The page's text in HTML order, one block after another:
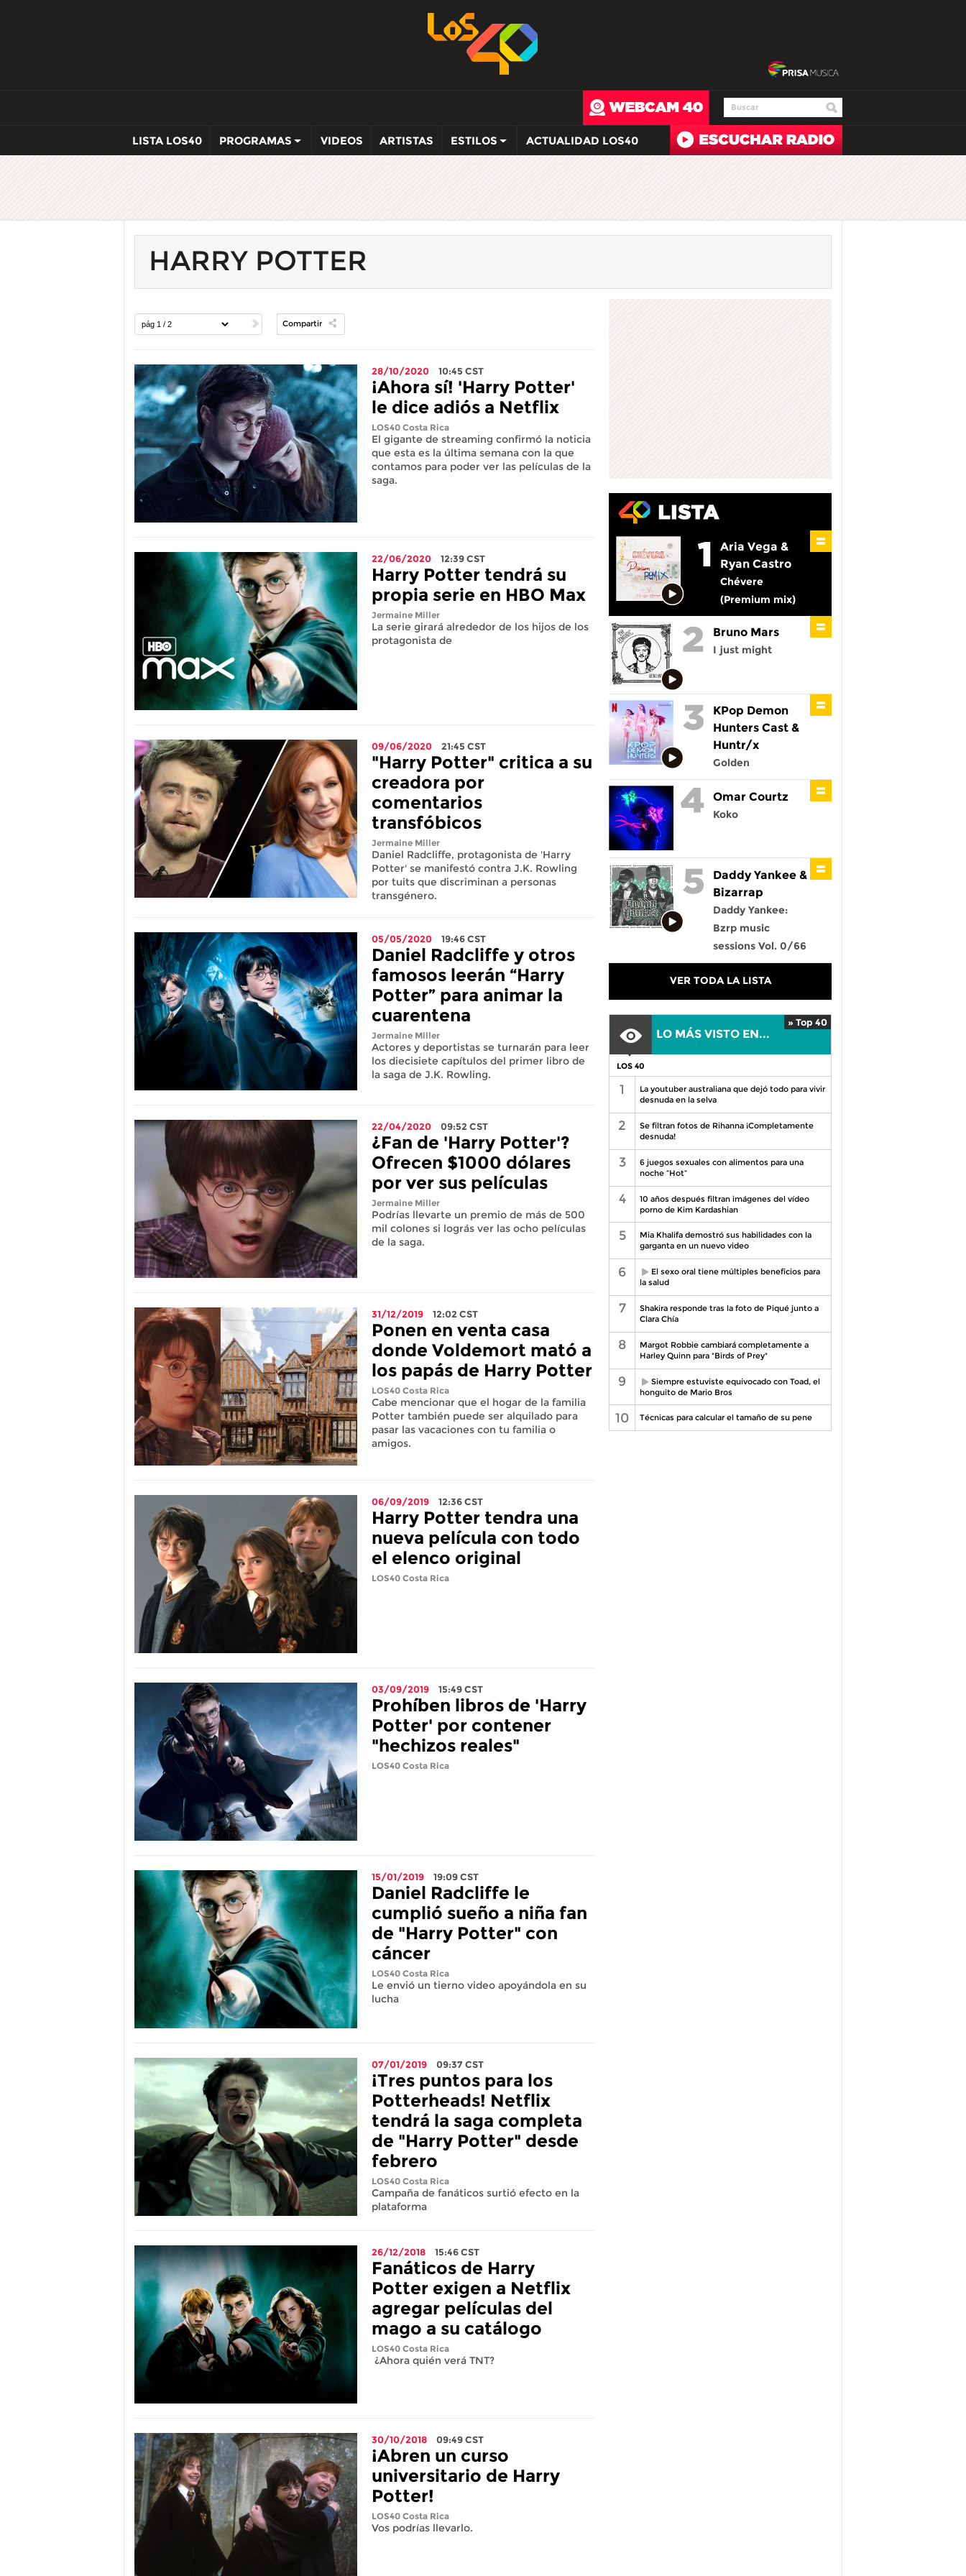
LISTA LOS40 PROGRAMAS VIDEOS ARTISTAS ESTILOS ACTUALIDAD LOS40
HARRY POTTER
Compartir
28/10/2020 10:45 CST
¡Ahora sí! 'Harry Potter'
le dice adiós a Netflix
LOS40 Costa Rica
El gigante de streaming confirmó la noticia
que esta es la última semana con la que
contamos para poder ver las películas de la
saga.
22/06/2020 12:39CST
Harry Potter tendrá su
propia serie en HBO Max
Jermaine Miller
La serie girará alrededor de los hijos de los
protagonista de
09/06/2020 21:45 CST
"Harry Potter" critica a su
creadora por
comentarios
transfóbicos
Jermaine Miller
Daniel Radcliffe, protagonista de 'Harry
Potter' se manifestó contra J.K. Rowling
por tuits que discriminan a personas
transgénero.
05/05/2020 19:46CST
Daniel Radcliffe y otros
famosos leerán “Harry
Potter” para animar la
cuarentena
Jermaine Miller
Actores y deportistas se turnarán para leer
los diecisiete capítulos del primer libro de
la saga de J.K. Rowling.
22/04/2020 09:52 CST
¿Fan de 'Harry Potter'?
Ofrecen $1000 dólares
por ver sus películas
Jermaine Miller
Podrías llevarte un premio de más de 500
mil colones si lográs ver las ocho películas
de la saga.
31/12/2019 12:02 CST
Ponen en venta casa
donde Voldemort mató a
los papás de Harry Potter
LOS40 Costa Rica
Cabe mencionar que el hogar de la familia
Potter también puede ser alquilado para
pasar las vacaciones con tu familia o
amigos.
06/09/2019 12:36CST
Harry Potter tendra una
nueva película con todo
el elenco original
LOS40 Costa Rica
03/09/2019 15:49CST
Prohíben libros de 'Harry
Potter' por contener
"hechizos reales"
LOS40 Costa Rica
15/01/2019 19:09CST
Daniel Radcliffe le
cumplió sueño a niña fan
de "Harry Potter" con
cáncer
LOS40 Costa Rica
Le envió un tierno video apoyándola en su
lucha
07/01/2019 09:37CST
¡Tres puntos para los
Potterheads! Netflix
tendrá la saga completa
de "Harry Potter" desde
febrero
LOS40 Costa Rica
Campaña de fanáticos surtió efecto en la
plataforma
26/12/2018 15:46CST
Fanáticos de Harry
Potter exigen a Netflix
agregar películas del
mago a su catálogo
LOS40 Costa Rica
¿Ahora quién verá TNT?
30/10/2018 09:49CST
¡Abren un curso
universitario de Harry
Potter!
LOS40 Costa Rica
Vos podrías llevarlo.
Aria Vega &
Ryan Castro
Chévere
(Premium mix)
Bruno Mars
I just might
KPop Demon
Hunters Cast &
Huntr/x
Golden
Omar Courtz
Koko
Daddy Yankee &
Bizarrap
Daddy Yankee:
Bzrp music
sessions Vol. 0/66
VER TODA LA LISTA
LO MÁS VISTO EN...
» Top 40
LOS 40
1
La youtuber australiana que dejó todo para vivir
desnuda en la selva
2
Se filtran fotos de Rihanna ¡Completamente
desnuda!
3
6 juegos sexuales con alimentos para una
noche “Hot”
4
10 años después filtran imágenes del vídeo
porno de Kim Kardashian
5
Mia Khalifa demostró sus habilidades con la
garganta en un nuevo video
6
El sexo oral tiene múltiples beneficios para
la salud
7
Shakira responde tras la foto de Piqué junto a
Clara Chía
8
Margot Robbie cambiará completamente a
Harley Quinn para "Birds of Prey"
9
Siempre estuviste equivocado con Toad, el
honguito de Mario Bros
10 Técnicas para calcular el tamaño de su pene